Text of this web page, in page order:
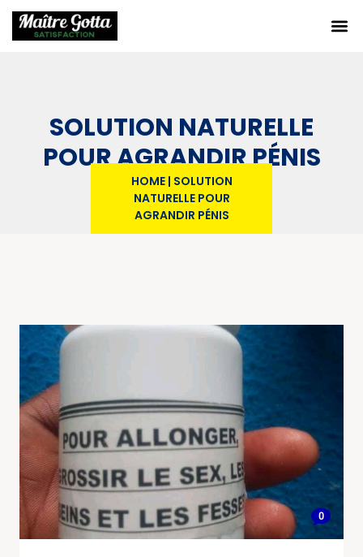
SOLUTION NATURELLE
POUR AGRANDIR PÉNIS
HOME| SOLUTION
NATURELLE POUR
AGRANDIR PÉNIS
0